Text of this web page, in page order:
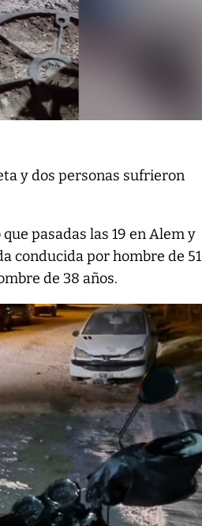
y dos personas sufrieron
pasadas las 19 en Alem y
conducida por hombre de 51
de 38 años.